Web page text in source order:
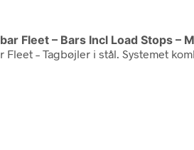
Fleet – Bars Incl Load Stops –
Fleet – Tagbøjler i stål. Systemet